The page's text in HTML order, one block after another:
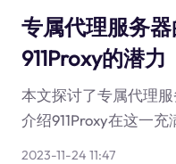
专属代理服务
911Proxy的潜力
本文探讨了专属代理
介绍911Proxy在这一充
2023-11-24 11:47